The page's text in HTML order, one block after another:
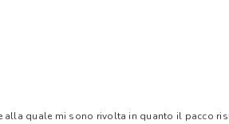
quale mi sono rivolta in quanto il pacco